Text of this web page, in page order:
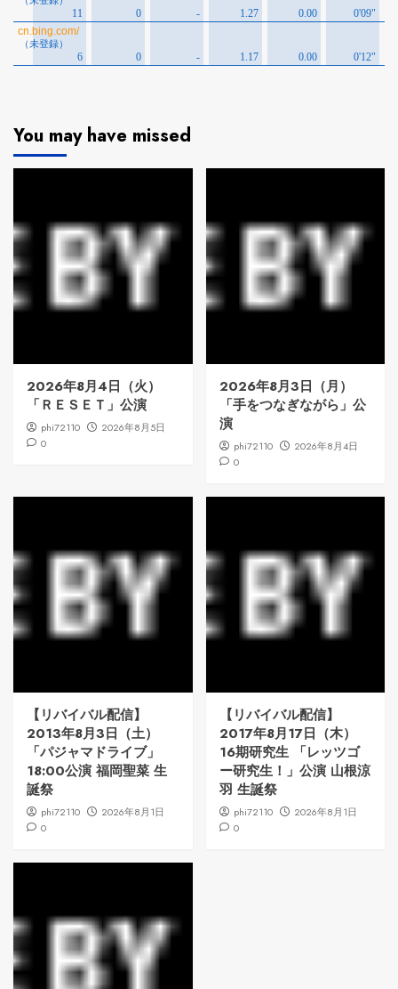
You may have missed
2026年8月4日（火）
「ＲＥＳＥＴ」公演
phi72110
2026年8月5日
0
2026年8月3日（月）
「手をつなぎながら」公
演
phi72110
2026年8月4日
0
【リバイバル配信】
2013年8月3日（土）
「パジャマドライブ」
18:00公演 福岡聖菜 生
誕祭
phi72110
2026年8月1日
0
【リバイバル配信】
2017年8月17日（木）
16期研究生 「レッツゴ
ー研究生！」公演 山根涼
羽 生誕祭
phi72110
2026年8月1日
0